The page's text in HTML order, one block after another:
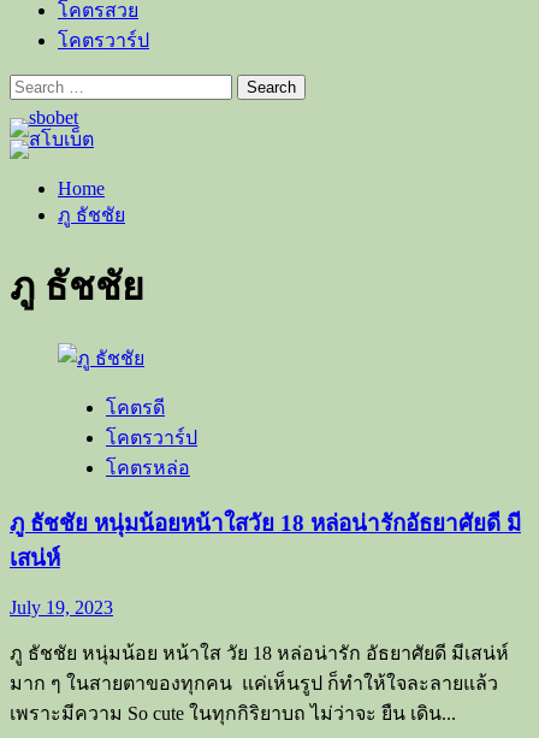
โคตรสวย
โคตรวาร์ป
Search
for:
Home
ภู ธัชชัย
ภู ธัชชัย
โคตรดี
โคตรวาร์ป
โคตรหล่อ
ภู ธัชชัย หนุ่มน้อยหน้าใสวัย 18 หล่อน่ารักอัธยาศัยดี มี
เสน่ห์
July 19, 2023
ภู ธัชชัย หนุ่มน้อย หน้าใส วัย 18 หล่อน่ารัก อัธยาศัยดี มีเสน่ห์
มาก ๆ ในสายตาของทุกคน แค่เห็นรูป ก็ทำให้ใจละลายแล้ว
เพราะมีความ So cute ในทุกกิริยาบถ ไม่ว่าจะ ยืน เดิน...